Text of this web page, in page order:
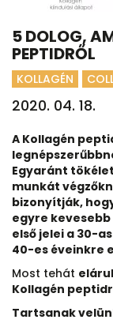
5 DOLOG,
PEPTIDRŐL
KOLLAGÉN
2020. 04. 18.
A Kollagén
Egyaránt
munkát
bizonyítják,
egyre
első jelei a 30-
40-es éveinkre
Most tehát
Kollagén
Tartsanak